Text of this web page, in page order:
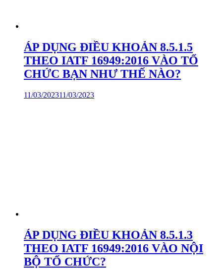
ÁP DỤNG ĐIỀU KHOẢN 8.5.1.5
THEO IATF 16949:2016 VÀO TỔ
CHỨC BẠN NHƯ THẾ NÀO?
11/03/202311/03/2023
ÁP DỤNG ĐIỀU KHOẢN 8.5.1.3
THEO IATF 16949:2016 VÀO NỘI
BỘ TỔ CHỨC?